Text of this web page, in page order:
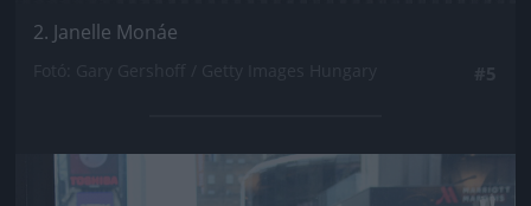
2. Janelle Monáe
Jön még kép!